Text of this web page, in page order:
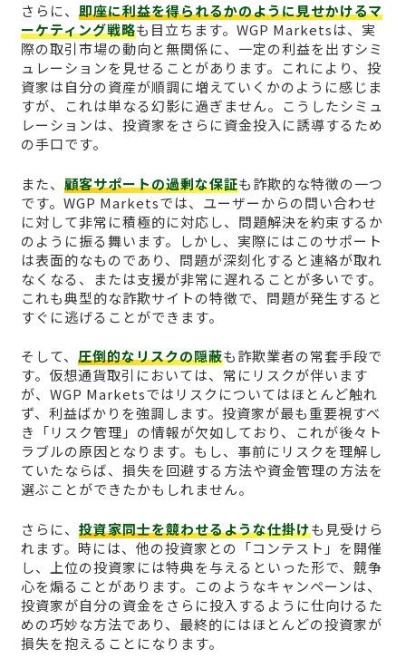
さらに、 即座に利益を得られるかのように見せかけるマ
ーケティング戦略も目立ちます。WGP Marketsは、実
際の取引市場の動向と無関係に、一定の利益を出すシミ
ュレーションを見せることがあります。これにより、投
資家は自分の資産が順調に増えていくかのように感じま
すが、これは単なる幻影に過ぎません。こうしたシミュ
レーションは、投資家をさらに資金投入に誘導するため
の手口です。
また、 顧客サポートの過剰な保証も詐欺的な特徴の一つ
です。WGP Marketsでは、ユーザーからの問い合わせ
に対して非常に積極的に対応し、問題解決を約束するか
のように振る舞います。しかし、実際にはこのサポート
は表面的なものであり、問題が深刻化すると連絡が取れ
なくなる、または支援が非常に遅れることが多いです。
これも典型的な詐欺サイトの特徴で、問題が発生すると
すぐに逃げることができます。
そして、 圧倒的なリスクの隠蔽も詐欺業者の常套手段で
す。仮想通貨取引においては、常にリスクが伴います
が、WGP Marketsではリスクについてはほとんど触れ
ず、利益ばかりを強調します。投資家が最も重要視すべ
き「リスク管理」の情報が欠如しており、これが後々ト
ラブルの原因となります。もし、事前にリスクを理解し
ていたならば、損失を回避する方法や資金管理の方法を
選ぶことができたかもしれません。
さらに、 投資家同士を競わせるような仕掛けも見受けら
れます。時には、他の投資家との「コンテスト」を開催
し、上位の投資家には特典を与えるといった形で、競争
心を煽ることがあります。このようなキャンペーンは、
投資家が自分の資金をさらに投入するように仕向けるた
めの巧妙な方法であり、最終的にはほとんどの投資家が
損失を抱えることになります。